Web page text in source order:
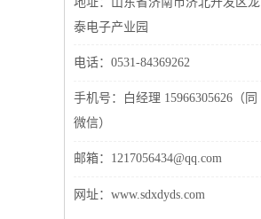
泰电子产业园
电话：0531-84369262
手机号：白经理 15966305626（同
微信）
邮箱：1217056434@qq.com
网址：www.sdxdyds.com